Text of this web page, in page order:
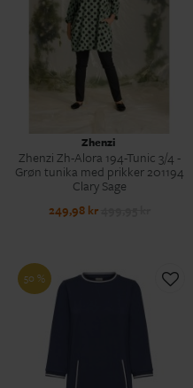
Zhenzi
Zhenzi Zh-Alora 194-Tunic 3/4 -
Grøn tunika med prikker 201194
Clary Sage
249,98 kr
50 %